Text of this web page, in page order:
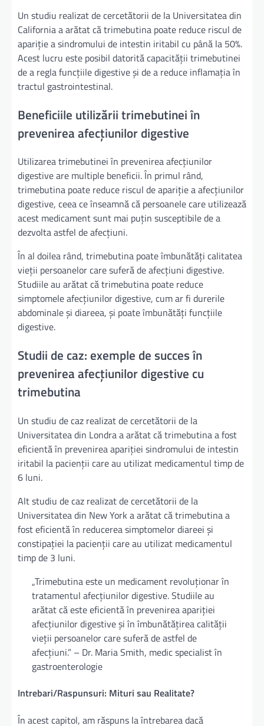
Un studiu realizat de cercetătorii de la Universitatea din
California a arătat că trimebutina poate reduce riscul de
apariție a sindromului de intestin iritabil cu până la 50%.
Acest lucru este posibil datorită capacității trimebutinei
de a regla funcțiile digestive și de a reduce inflamația în
tractul gastrointestinal.
Beneficiile utilizării trimebutinei în
prevenirea afecțiunilor digestive
Utilizarea trimebutinei în prevenirea afecțiunilor
digestive are multiple beneficii. În primul rând,
trimebutina poate reduce riscul de apariție a afecțiunilor
digestive, ceea ce înseamnă că persoanele care utilizează
acest medicament sunt mai puțin susceptibile de a
dezvolta astfel de afecțiuni.
În al doilea rând, trimebutina poate îmbunătăți calitatea
vieții persoanelor care suferă de afecțiuni digestive.
Studiile au arătat că trimebutina poate reduce
simptomele afecțiunilor digestive, cum ar fi durerile
abdominale și diareea, și poate îmbunătăți funcțiile
digestive.
Studii de caz: exemple de succes în
prevenirea afecțiunilor digestive cu
trimebutina
Un studiu de caz realizat de cercetătorii de la
Universitatea din Londra a arătat că trimebutina a fost
eficientă în prevenirea apariției sindromului de intestin
iritabil la pacienții care au utilizat medicamentul timp de
6 luni.
Alt studiu de caz realizat de cercetătorii de la
Universitatea din New York a arătat că trimebutina a
fost eficientă în reducerea simptomelor diareei și
constipației la pacienții care au utilizat medicamentul
timp de 3 luni.
„Trimebutina este un medicament revoluționar în
tratamentul afecțiunilor digestive. Studiile au
arătat că este eficientă în prevenirea apariției
afecțiunilor digestive și în îmbunătățirea calității
vieții persoanelor care suferă de astfel de
afecțiuni.” – Dr. Maria Smith, medic specialist în
gastroenterologie
Intrebari/Raspunsuri: Mituri sau Realitate?
În acest capitol, am răspuns la întrebarea dacă